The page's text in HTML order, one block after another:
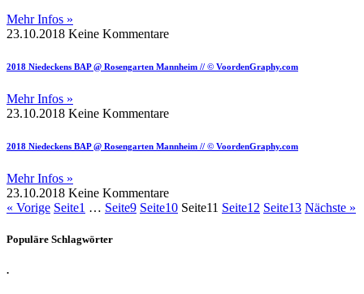
Mehr Infos »
23.10.2018 Keine Kommentare
2018 Niedeckens BAP @ Rosengarten Mannheim // © VoordenGraphy.com
Mehr Infos »
23.10.2018 Keine Kommentare
2018 Niedeckens BAP @ Rosengarten Mannheim // © VoordenGraphy.com
Mehr Infos »
23.10.2018 Keine Kommentare
« Vorige Seite1 … Seite9 Seite10 Seite11 Seite12 Seite13 Nächste »
Populäre Schlagwörter
.